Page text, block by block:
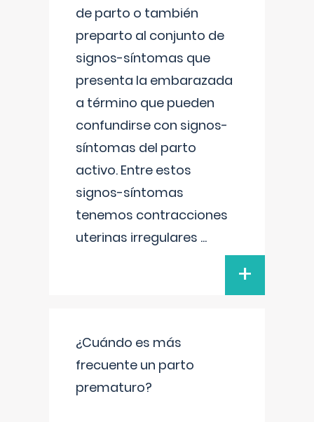
de parto o también
preparto al conjunto de
signos-síntomas que
presenta la embarazada
a término que pueden
confundirse con signos-
síntomas del parto
activo. Entre estos
signos-síntomas
tenemos contracciones
uterinas irregulares ...
+
¿Cuándo es más
frecuente un parto
prematuro?